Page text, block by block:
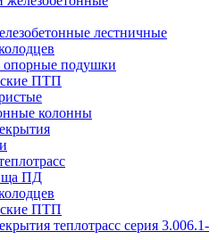
лестничные
подушки
ПТП
колонны
ПД
ПТП
теплотрасс серия 3.006.1-